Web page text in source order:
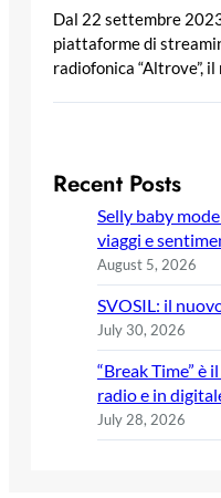
Dal 22 settembre
piattaforme di
radiofonica “Altrove”,
Recent Posts
Selly baby
viaggi e
August 5, 2026
SVOSIL: il
July 30, 2026
“Break Time” è
radio e in
July 28, 2026